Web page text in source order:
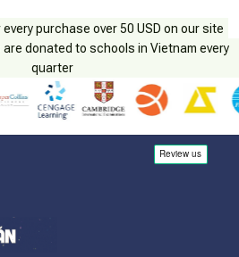
purchase over 50 USD on our site
are donated to schools in Vietnam every
quarter